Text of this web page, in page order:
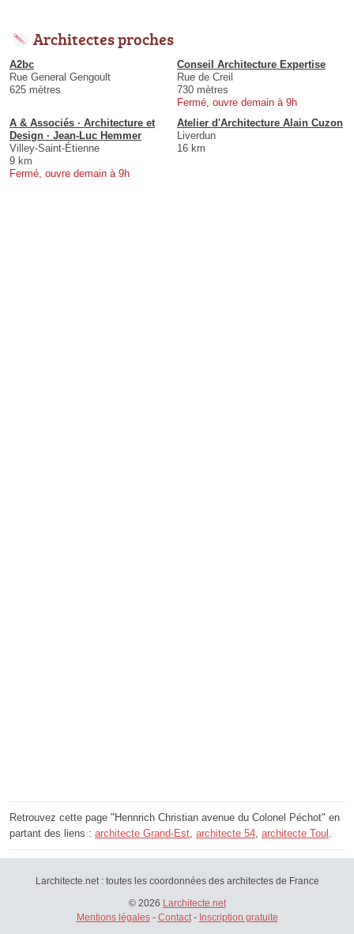
Architectes proches
A2bc
Rue General Gengoult
625 mètres
Conseil Architecture Expertise
Rue de Creil
730 mètres
Fermé, ouvre demain à 9h
A & Associés · Architecture et
Design · Jean-Luc Hemmer
Villey-Saint-Étienne
9 km
Fermé, ouvre demain à 9h
Atelier d'Architecture Alain Cuzon
Liverdun
16 km
Retrouvez cette page "Hennrich Christian avenue du Colonel Péchot" en
partant des liens : architecte Grand-Est, architecte 54, architecte Toul .
Larchitecte.net : toutes les coordonnées des architectes de France
© 2026 Larchitecte.net
Mentions légales- Contact- Inscription gratuite